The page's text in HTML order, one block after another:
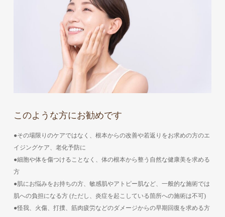
このような方にお勧めです
●その場限りのケアではなく、根本からの改善や若返りをお求めの方のエ
イジングケア、老化予防に
●細胞や体を傷つけることなく、体の根本から整う自然な健康美を求める
方
●肌にお悩みをお持ちの方、敏感肌やアトピー肌など、一般的な施術では
肌への負担になる方 (ただし、炎症を起こしている箇所への施術は不可)
●怪我、火傷、打撲、筋肉疲労などのダメージからの早期回復を求める方